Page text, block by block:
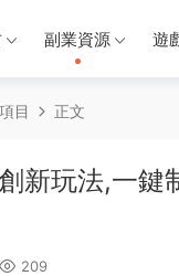
副業資源 遊
目 正文
新玩法,一鍵
209